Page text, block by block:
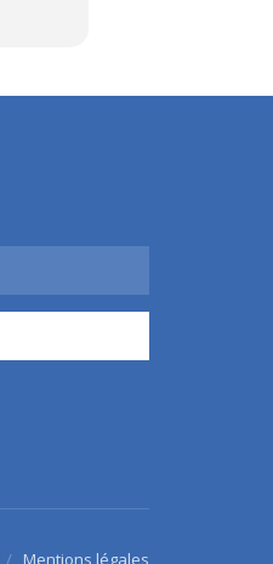
Mentions légales